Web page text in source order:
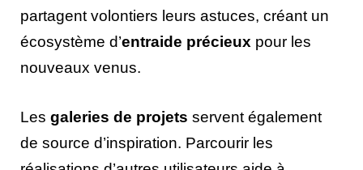
partagent volontiers leurs astuces, créant un
écosystème d’entraide précieux pour les
nouveaux venus.
Les galeries de projets servent également
de source d’inspiration. Parcourir les